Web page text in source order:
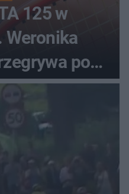
125 w
Weronika
po
boju